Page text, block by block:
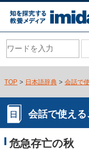
TOP > 日本語辞典> 会話で
会話で使え
危急存亡の秋